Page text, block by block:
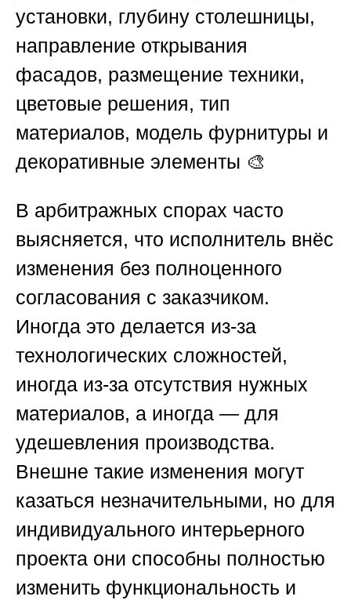
установки, глубину столешницы,
направление открывания
фасадов, размещение техники,
цветовые решения, тип
материалов, модель фурнитуры и
декоративные элементы 🎨
В арбитражных спорах часто
выясняется, что исполнитель внёс
изменения без полноценного
согласования с заказчиком.
Иногда это делается из-за
технологических сложностей,
иногда из-за отсутствия нужных
материалов, а иногда — для
удешевления производства.
Внешне такие изменения могут
казаться незначительными, но для
индивидуального интерьерного
проекта они способны полностью
изменить функциональность и